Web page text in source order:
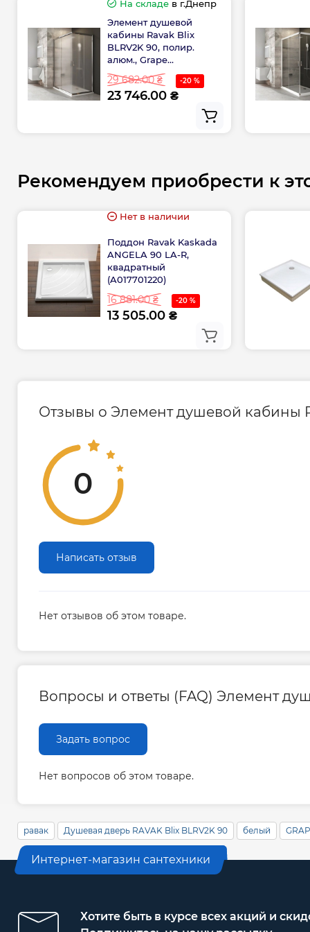
Высота изделия: 1900 мм
На складе в г.Днепр
Элемент душевой
кабины Ravak Blix
BLRV2K 90, полир.
алюм., Grape
(1XV70C00ZG)
29 682.00 ₴ -20 %
23 746.00 ₴
Рекомендуем приобрести к
Нет в наличии
Поддон Ravak Kaskada
ANGELA 90 LA-R,
квадратный
(A017701220)
16 881.00 ₴ -20 %
13 505.00 ₴
Отзывы о Элемент душевой кабины
0
Написать отзыв
Нет отзывов об этом товаре.
Вопросы и ответы (FAQ) Элемент
Задать вопрос
Нет вопросов об этом товаре.
равак Душевая дверь RAVAK Blix BLRV2K 90 белый
Интернет-магазин сантехники
Хотите быть в курсе всех акций и